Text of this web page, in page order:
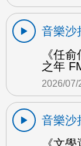
音樂沙
《任
之年
2026/07/
音樂沙